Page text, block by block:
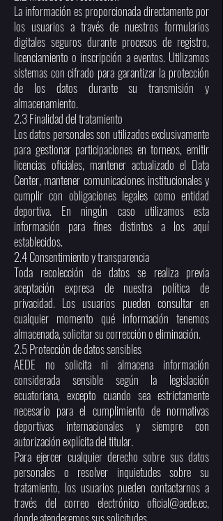
La información es proporcionada directamente por
los usuarios a través de nuestros formularios
digitales seguros durante procesos de registro,
licenciamiento o inscripción a eventos. Utilizamos
sistemas con cifrado para garantizar la protección
de los datos durante su transmisión y
almacenamiento.
2.3 Finalidad del tratamiento
Los datos personales son utilizados exclusivamente
para gestionar participaciones en torneos, emitir
licencias oficiales, mantener actualizado el Data
Center, mantener comunicaciones institucionales y
cumplir con obligaciones legales como entidad
deportiva. En ningún caso utilizamos esta
información para fines distintos a los aquí
establecidos.
2.4 Consentimiento y transparencia
Toda recolección de datos se realiza previa
aceptación expresa de nuestra política de
privacidad. Los usuarios pueden consultar en
cualquier momento qué información tenemos
almacenada, solicitar su corrección o eliminación.
2.5 Protección de datos sensibles
AEDE no solicita ni almacena información
considerada sensible según la legislación
ecuatoriana, excepto cuando sea estrictamente
necesario para el cumplimiento de normativas
deportivas internacionales y siempre con
autorización explícita del titular.
Para ejercer cualquier derecho sobre sus datos
personales o resolver inquietudes sobre su
tratamiento, los usuarios pueden contactarnos a
través del correo electrónico oficial@aede.ec,